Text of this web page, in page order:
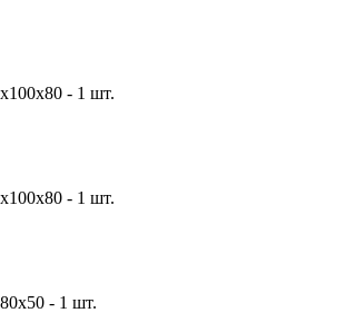
- 1 шт.
- 1 шт.
- 1 шт.